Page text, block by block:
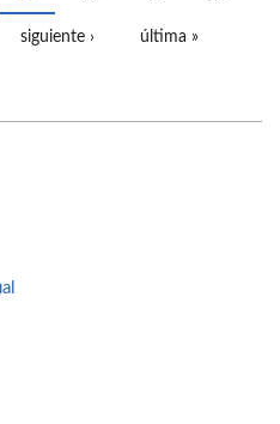
siguiente › última »